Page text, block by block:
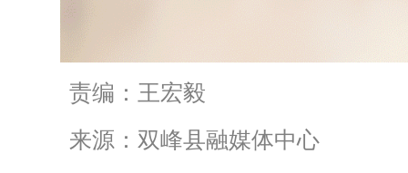
责编：王宏毅
来源：双峰县融媒体中心